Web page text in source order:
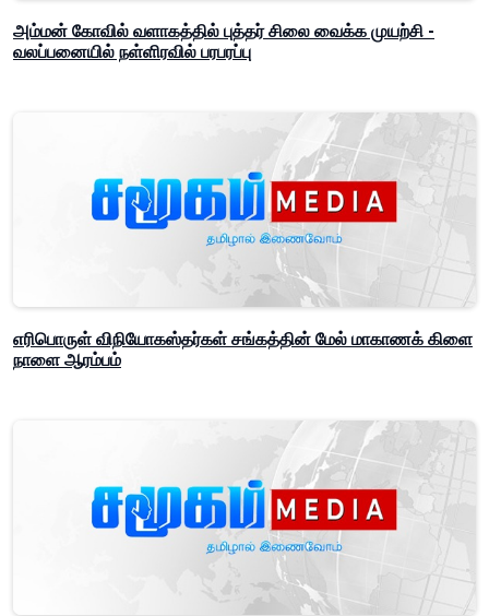
அம்மன் கோவில் வளாகத்தில் புத்தர் சிலை வைக்க முயற்சி -
வலப்பனையில் நள்ளிரவில் பரபரப்பு
எரிபொருள் விநியோகஸ்தர்கள் சங்கத்தின் மேல் மாகாணக் கிளை
நாளை ஆரம்பம்